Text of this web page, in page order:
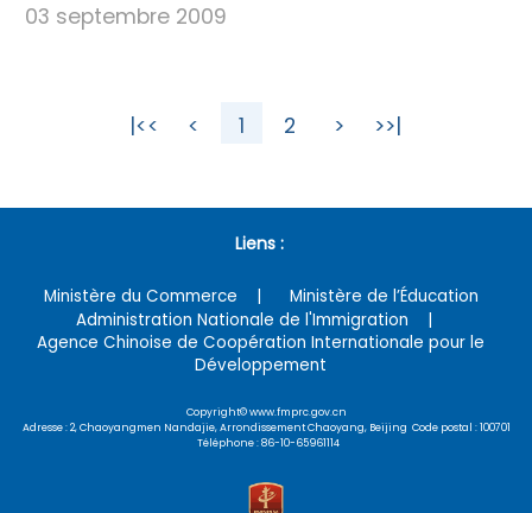
03 septembre 2009
|<< < 1 2 > >>|
Liens :
Ministère du Commerce
Ministère de l’Éducation
Administration Nationale de l'Immigration
Agence Chinoise de Coopération Internationale pour le
Développement
Copyright© www.fmprc.gov.cn
Adresse : 2, Chaoyangmen Nandajie, Arrondissement Chaoyang, Beijing Code postal : 100701
Téléphone : 86-10-65961114